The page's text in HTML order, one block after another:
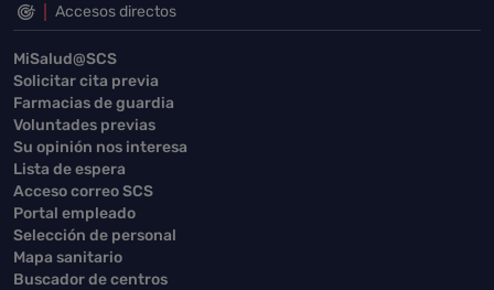
Accesos directos
MiSalud@SCS
Solicitar cita previa
Farmacias de guardia
Voluntades previas
Su opinión nos interesa
Lista de espera
Acceso correo SCS
Portal empleado
Selección de personal
Mapa sanitario
Buscador de centros